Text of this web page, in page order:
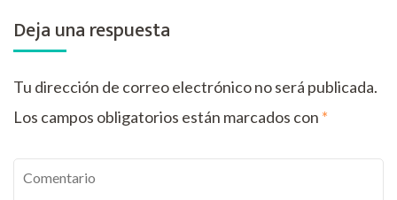
Deja una respuesta
Tu dirección de correo electrónico no será publicada.
Los campos obligatorios están marcados con *
Comentario